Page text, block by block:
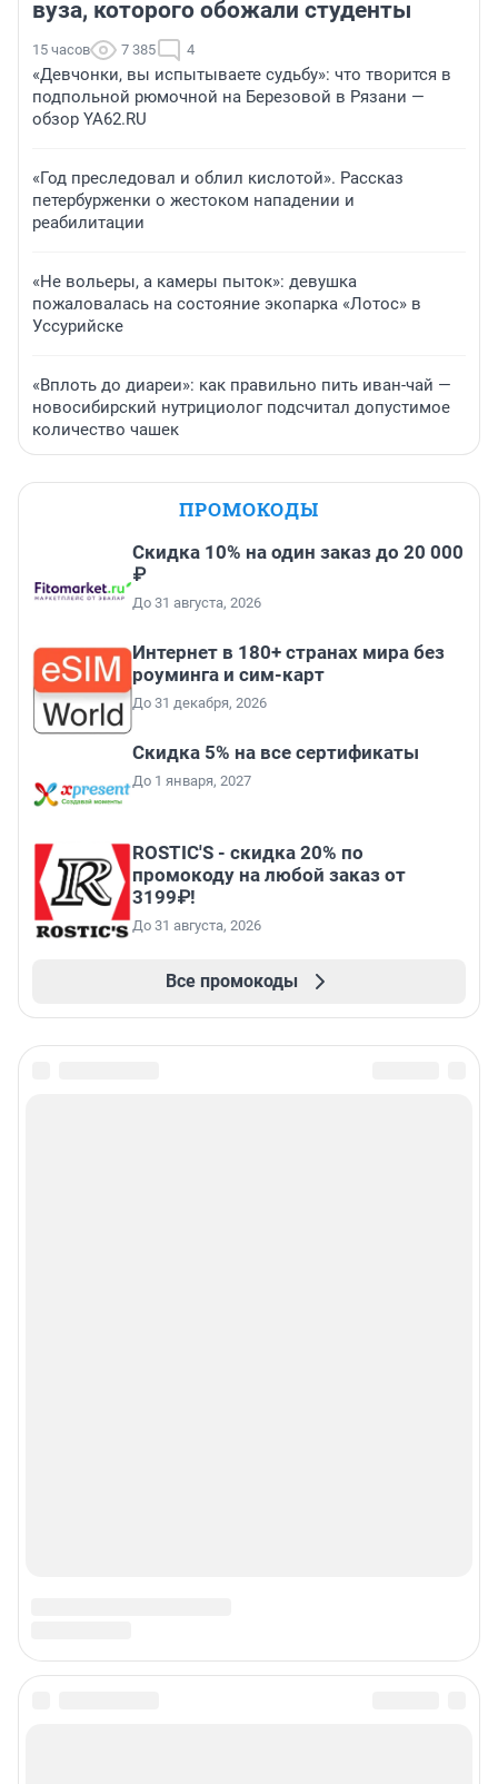
вуза, которого обожали студенты
15 часов 7 385 4
«Девчонки, вы испытываете судьбу»: что творится в
подпольной рюмочной на Березовой в Рязани —
обзор YA62.RU
«Год преследовал и облил кислотой». Рассказ
петербурженки о жестоком нападении и
реабилитации
«Не вольеры, а камеры пыток»: девушка
пожаловалась на состояние экопарка «Лотос» в
Уссурийске
«Вплоть до диареи»: как правильно пить иван-чай —
новосибирский нутрициолог подсчитал допустимое
количество чашек
ПРОМОКОДЫ
Скидка 10% на один заказ до 20 000
₽
До 31 августа, 2026
Интернет в 180+ странах мира без
роуминга и сим-карт
До 31 декабря, 2026
Скидка 5% на все сертификаты
До 1 января, 2027
ROSTIC'S - скидка 20% по
промокоду на любой заказ от
3199₽!
До 31 августа, 2026
Все промокоды